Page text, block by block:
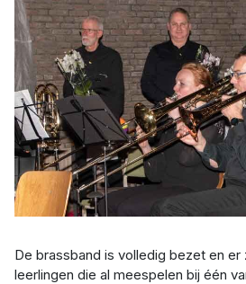
De brassband is volledig bezet en er zijn heel wat jonge
leerlingen die al meespelen bij één